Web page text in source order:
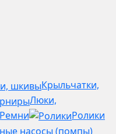
Крыльчатки,
Люки,
Ремни
Ролики